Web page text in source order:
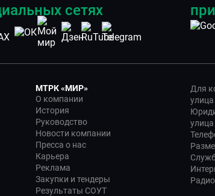
сетях
МТРК «МИР»
О компании
История
Руководство
Новости компании
Пресса о нас
Карьера
Реклама
Закупки и тендеры
Результаты СОУТ
Для